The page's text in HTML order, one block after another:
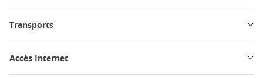
Transports
Accès Internet